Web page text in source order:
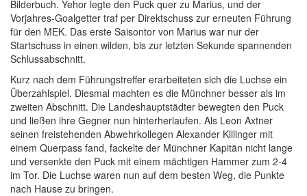
Bilderbuch. Yehor legte den Puck quer zu Marius, und der
Vorjahres-Goalgetter traf per Direktschuss zur erneuten Führung
für den MEK. Das erste Saisontor von Marius war nur der
Startschuss in einen wilden, bis zur letzten Sekunde spannenden
Schlussabschnitt.
Kurz nach dem Führungstreffer erarbeiteten sich die Luchse ein
Überzahlspiel. Diesmal machten es die Münchner besser als im
zweiten Abschnitt. Die Landeshauptstädter bewegten den Puck
und ließen ihre Gegner nun hinterherlaufen. Als Leon Axtner
seinen freistehenden Abwehrkollegen Alexander Killinger mit
einem Querpass fand, fackelte der Münchner Kapitän nicht lange
und versenkte den Puck mit einem mächtigen Hammer zum 2-4
im Tor. Die Luchse waren nun auf dem besten Weg, die Punkte
nach Hause zu bringen.